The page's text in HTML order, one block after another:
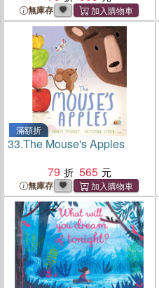
無庫存
滿額折
33.The Mouse's Apples
79
565
無庫存